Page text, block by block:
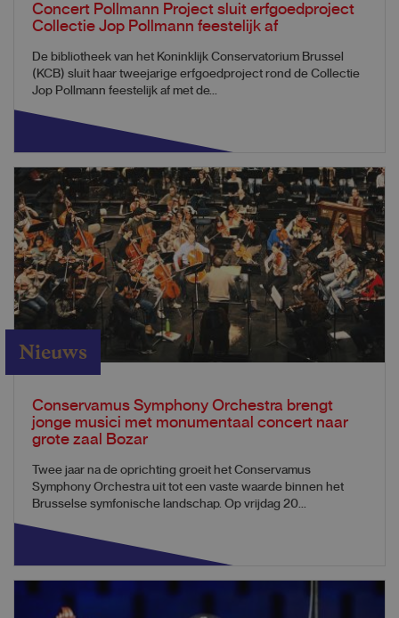
Concert Pollmann Project sluit erfgoedproject
Collectie Jop Pollmann feestelijk af
De bibliotheek van het Koninklijk Conservatorium Brussel
(KCB) sluit haar tweejarige erfgoedproject rond de Collectie
Jop Pollmann feestelijk af met de...
Nieuws
Conservamus Symphony Orchestra brengt
jonge musici met monumentaal concert naar
grote zaal Bozar
Twee jaar na de oprichting groeit het Conservamus
Symphony Orchestra uit tot een vaste waarde binnen het
Brusselse symfonische landschap. Op vrijdag 20...